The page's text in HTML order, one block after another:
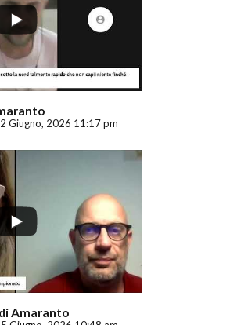
Giugno, 2026 11:17 pm
Amaranto